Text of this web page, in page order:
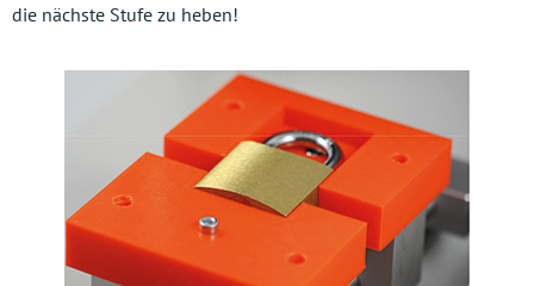
die nächste Stufe zu heben!